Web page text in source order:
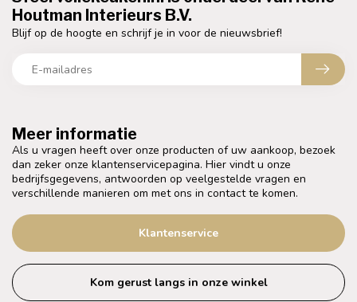
Meer informatie
Als u vragen heeft over onze producten of uw aankoop, bezoek
dan zeker onze klantenservicepagina. Hier vindt u onze
bedrijfsgegevens, antwoorden op veelgestelde vragen en
verschillende manieren om met ons in contact te komen.
Klantenservice
Kom gerust langs in onze winkel
Houtman Interieurs B.V.
Blijf op de hoogte en schrijf je in voor de nieuwsbrief!